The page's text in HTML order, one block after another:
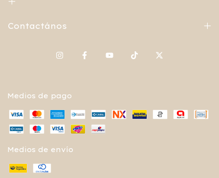
Contactános
Medios de pago
Medios de envío